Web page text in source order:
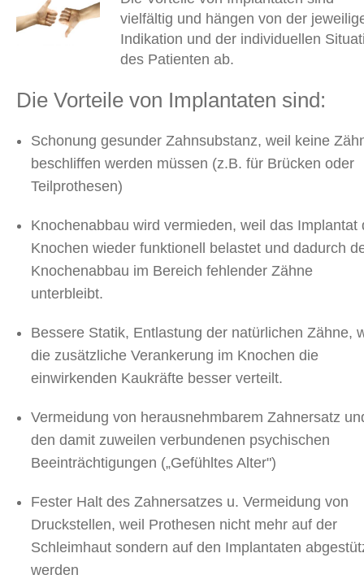
vielfältig und hängen von der
Indikation und der individuellen
des Patienten ab.
Die Vorteile von Implantaten sind:
Schonung gesunder Zahnsubstanz, weil keine
beschliffen werden müssen (z.B. für Brücken oder
Teilprothesen)
Knochenabbau wird vermieden, weil das Implantat
Knochen wieder funktionell belastet und dadurch
Knochenabbau im Bereich fehlender Zähne
unterbleibt.
Bessere Statik, Entlastung der natürlichen Zähne,
die zusätzliche Verankerung im Knochen die
einwirkenden Kaukräfte besser verteilt.
Vermeidung von herausnehmbarem Zahnersatz
den damit zuweilen verbundenen psychischen
Beeinträchtigungen („Gefühltes Alter")
Fester Halt des Zahnersatzes u. Vermeidung von
Druckstellen, weil Prothesen nicht mehr auf der
Schleimhaut sondern auf den Implantaten
werden